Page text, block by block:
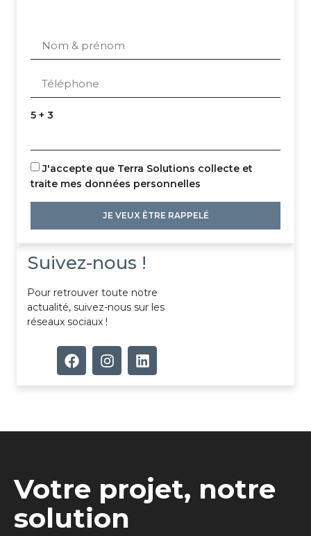
5 + 3
J'accepte que Terra Solutions collecte et
traite mes données personnelles
JE VEUX ÊTRE RAPPELÉ
Suivez-nous !
Pour retrouver toute notre
actualité, suivez-nous sur les
réseaux sociaux !
Votre projet, notre
solution